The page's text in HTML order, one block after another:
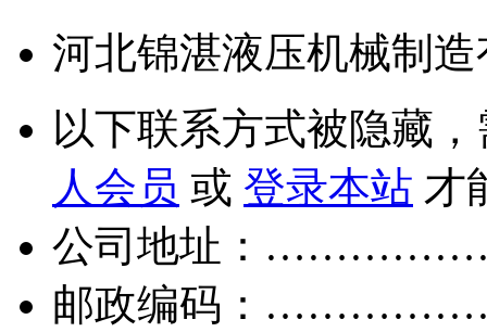
河北锦湛液压机械制
以下联系方式被隐藏
人会员 或 登录本站 才
公司地址：
邮政编码：